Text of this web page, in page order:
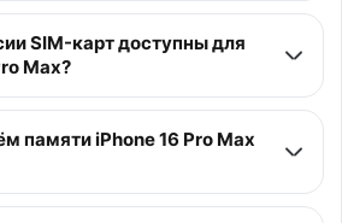
SIM-карт доступны для
Max?
памяти iPhone 16 Pro Max